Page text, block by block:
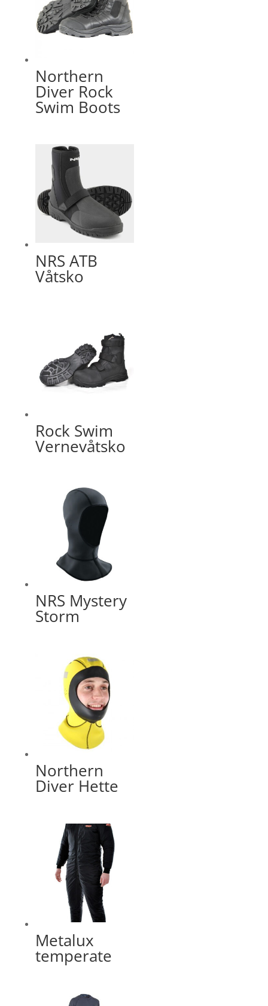
Northern
Diver Rock
Swim Boots
NRS ATB
Våtsko
Rock Swim
Vernevåtsko
NRS Mystery
Storm
Northern
Diver Hette
Metalux
temperate